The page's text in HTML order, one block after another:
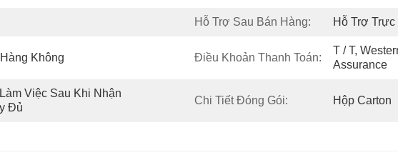
Hỗ Trợ Sau Bán Hàng: Hỗ Trợ Trực
Không Điều Khoản Thanh Toán:
T / T,
Assurance
Việc Sau Khi Nhận
Đủ
Chi Tiết Đóng Gói: Hộp Carton